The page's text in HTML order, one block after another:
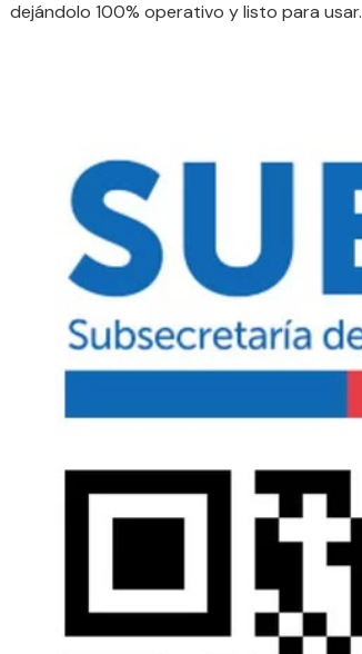
dejándolo 100% operativo y listo para usar.